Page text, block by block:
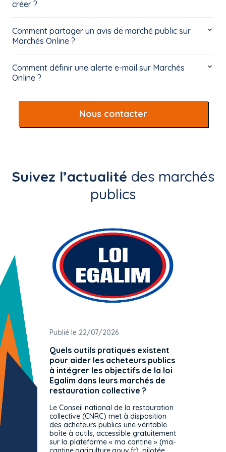
créer ?
Comment partager un avis de marché public sur
Marchés Online ?
Comment définir une alerte e-mail sur Marchés
Online ?
Nous contacter
Suivez l’actualité des marchés
publics
Publié le 22/07/2026
Quels outils pratiques existent
pour aider les acheteurs publics
à intégrer les objectifs de la loi
Egalim dans leurs marchés de
restauration collective ?
Le Conseil national de la restauration
collective (CNRC) met à disposition
des acheteurs publics une véritable
boîte à outils, accessible gratuitement
sur la plateforme « ma cantine » (ma-